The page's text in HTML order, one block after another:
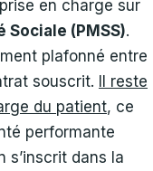
en charge sur
Sociale (PMSS).
plafonné entre
souscrit.
Il reste
du patient, ce
performante
s’inscrit dans la